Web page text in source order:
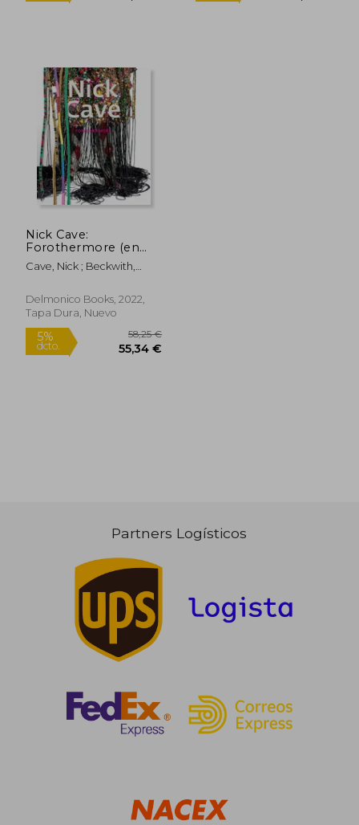
5%
dcto.
27,20 €
46,06 €
5%
dcto.
Nick Cave:
Forothermore (en
Inglés)
Cave, Nick ; Beckwith,
Madeleine
Delmonico Books, 2022,
Tapa Dura, Nuevo
Partners Logísticos